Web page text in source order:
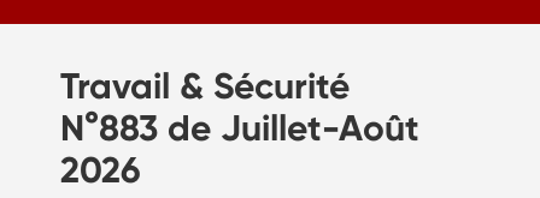
Travail & Sécurité
N°883 de Juillet-Août
2026